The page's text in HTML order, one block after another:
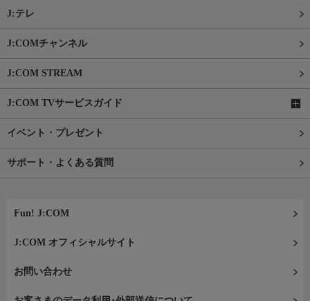
J:テレ
J:COMチャンネル
J:COM STREAM
J:COM TVサービスガイド
イベント・プレゼント
サポート・よくある質問
Fun! J:COM
J:COM オフィシャルサイト
お問い合わせ